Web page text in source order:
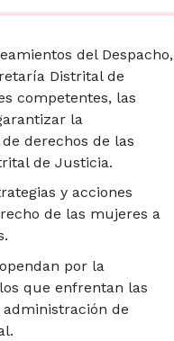
del Despacho,
Distrital de
competentes, las
la
derechos de las
de Justicia.
y acciones
de las mujeres a
por la
que enfrentan las
de